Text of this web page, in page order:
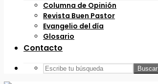
Columna de Opinión
Revista Buen Pastor
Evangelio del día
Glosario
Contacto
Buscar